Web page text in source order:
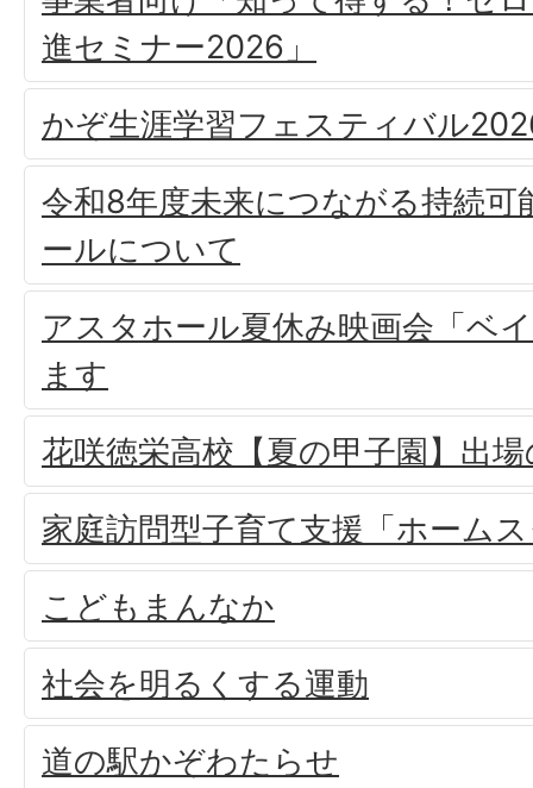
進セミナー2026」
かぞ生涯学習フェスティバル
令和8年度未来につながる持続可
ールについて
アスタホール夏休み映画会「ベ
ます
花咲徳栄高校【夏の甲子園】出
家庭訪問型子育て支援「ホーム
こどもまんなか
社会を明るくする運動
道の駅かぞわたらせ